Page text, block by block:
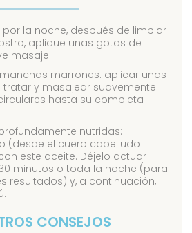
la noche, después de limpiar
aplique unas gotas de
masaje.
marrones: aplicar unas
y masajear suavemente
hasta su completa
nutridas:
(desde el cuero cabelludo
este aceite. Déjelo actuar
minutos o toda la noche (para
resultados) y, a continuación,
CONSEJOS